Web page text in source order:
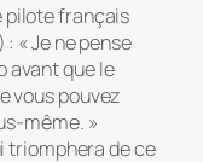
pilote français
« Je ne pense
avant que le
vous pouvez
même. »
triomphera de ce